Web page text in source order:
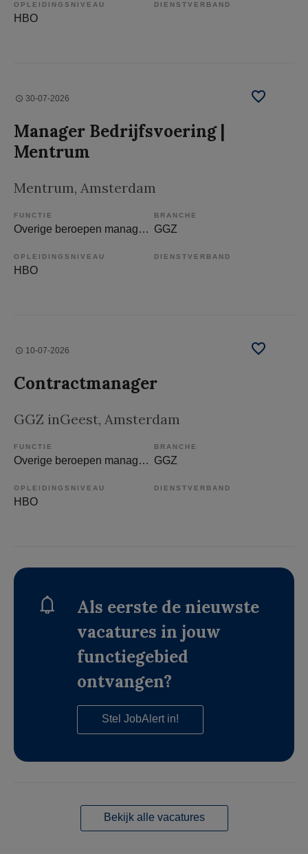
OPLEIDINGSNIVEAU
HBO
DIENSTVERBAND
30-07-2026
Manager Bedrijfsvoering |
Mentrum
Mentrum, Amsterdam
FUNCTIE
Overige beroepen management
BRANCHE
GGZ
OPLEIDINGSNIVEAU
HBO
DIENSTVERBAND
10-07-2026
Contractmanager
GGZ inGeest, Amsterdam
FUNCTIE
Overige beroepen management
BRANCHE
GGZ
OPLEIDINGSNIVEAU
HBO
DIENSTVERBAND
Als eerste de nieuwste
vacatures in jouw
functiegebied
ontvangen?
Stel JobAlert in!
Bekijk alle vacatures